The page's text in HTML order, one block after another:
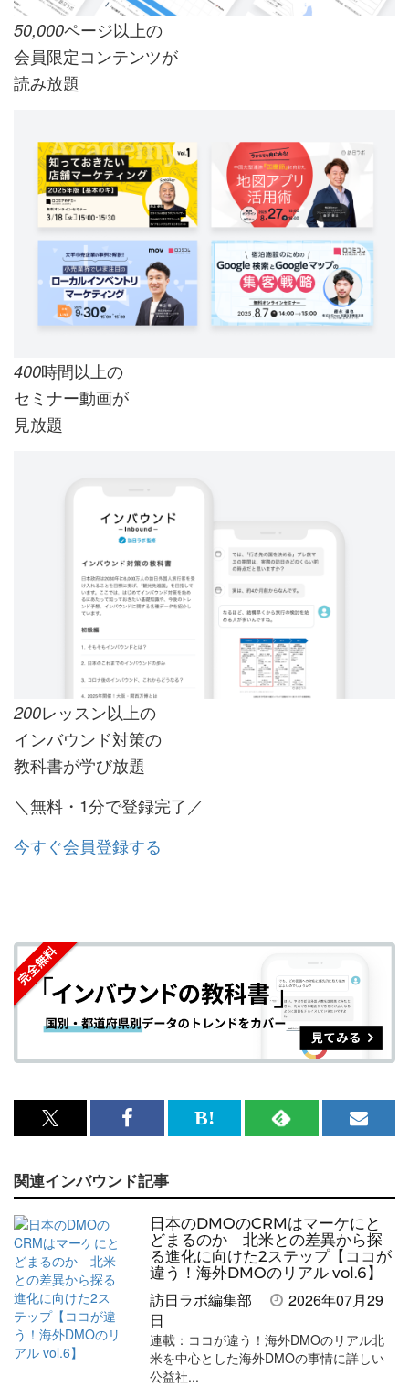
50,000ページ以上の
会員限定コンテンツが
読み放題
400時間以上の
セミナー動画が
見放題
200レッスン以上の
インバウンド対策の
教科書が学び放題
＼無料・1分で登録完了／
今すぐ会員登録する
x<br>
記
事
を
シ
ェ
ア
す
Facebook<br>
記
は
ブ
ッ
ク
マ
ー
ク
RSS
事
を
購
読
す
る
メ
ガ
登
録
す
る
関連インバウンド記事
日本のDMOのCRMはマーケにと
どまるのか 北米との差異から探
る進化に向けた2ステップ【ココが
違う！海外DMOのリアル vol.6】
訪日ラボ編集部
2026年07月29
日
連載：ココが違う！海外DMOのリアル北
米を中心とした海外DMOの事情に詳しい
公益社...